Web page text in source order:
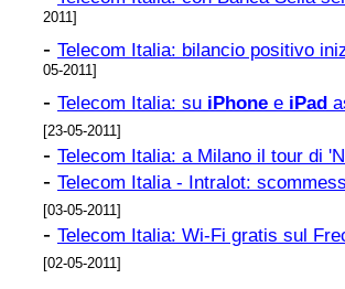
2011]
- Telecom Italia: bilancio positivo
05-2011]
- Telecom Italia: su iPhone e iPad
[23-05-2011]
- Telecom Italia: a Milano il tour di
- Telecom Italia - Intralot:
[03-05-2011]
- Telecom Italia: Wi-Fi gratis sul
[02-05-2011]